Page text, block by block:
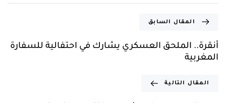
المقال السابق
أنقرة.. الملحق العسكري يشارك في احتفالية للسفارة
المغربية
المقال التالية